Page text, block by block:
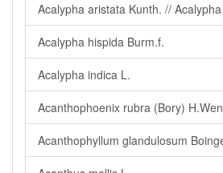
Acalypha aristata Kunth. //
Acalypha hispida Burm.f.
Acalypha indica L.
Acanthophoenix rubra (Bory)
Acanthophyllum glandulosum